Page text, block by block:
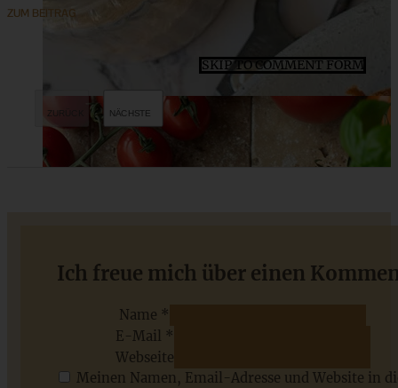
“Köstlich backen mit Äpfeln” – mein zweites Buch und
saftiger Apfel-Walnuss-Streusel-Kuchen
ZUM BEITRAG
SKIP TO COMMENT FORM
Ich freue mich über einen
Name *
E-Mail *
Webseite
Meinen Namen, Email-Adresse und Website in